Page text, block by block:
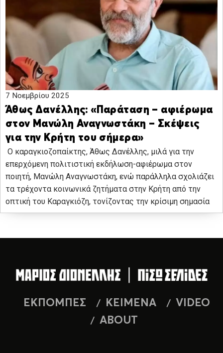
7 Νοεμβρίου 2025
Άθως Δανέλλης: «Παράταση – αφιέρωμα
στον Μανώλη Αναγνωστάκη – Σκέψεις
για την Κρήτη του σήμερα»
Ο καραγκιοζοπαίκτης, Άθως Δανέλλης, μιλά για την
επερχόμενη πολιτιστική εκδήλωση-αφιέρωμα στον
ποιητή, Μανώλη Αναγνωστάκη, ενώ παράλληλα σχολιάζει
τα τρέχοντα κοινωνικά ζητήματα στην Κρήτη από την
οπτική του Καραγκιόζη, τονίζοντας την κρίσιμη σημασία
ΕΚΠΟΜΠΕΣ ΚΕΙΜΕΝΑ
VIDEO
ABOUT